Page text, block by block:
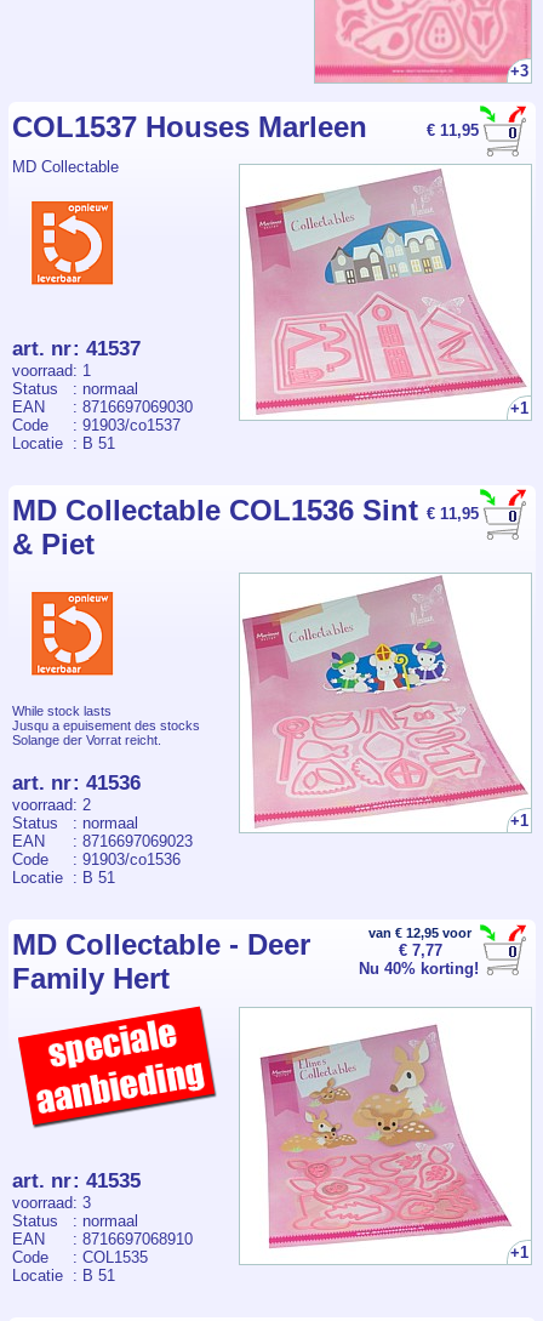
+3
€ 11,95
COL1537 Houses Marleen
MD Collectable
+1
art. nr: 41537
voorraad: 1
Status
: normaal
EAN
: 8716697069030
Code
: 91903/co1537
Locatie : B 51
€ 11,95
MD Collectable COL1536 Sint
& Piet
+1
While stock lasts
Jusqu a epuisement des stocks
Solange der Vorrat reicht.
art. nr: 41536
voorraad: 2
Status
: normaal
EAN
: 8716697069023
Code
: 91903/co1536
Locatie : B 51
van € 12,95 voor
€ 7,77
Nu 40% korting!
MD Collectable - Deer
Family Hert
+1
art. nr: 41535
voorraad: 3
Status
: normaal
EAN
: 8716697068910
Code
: COL1535
Locatie : B 51